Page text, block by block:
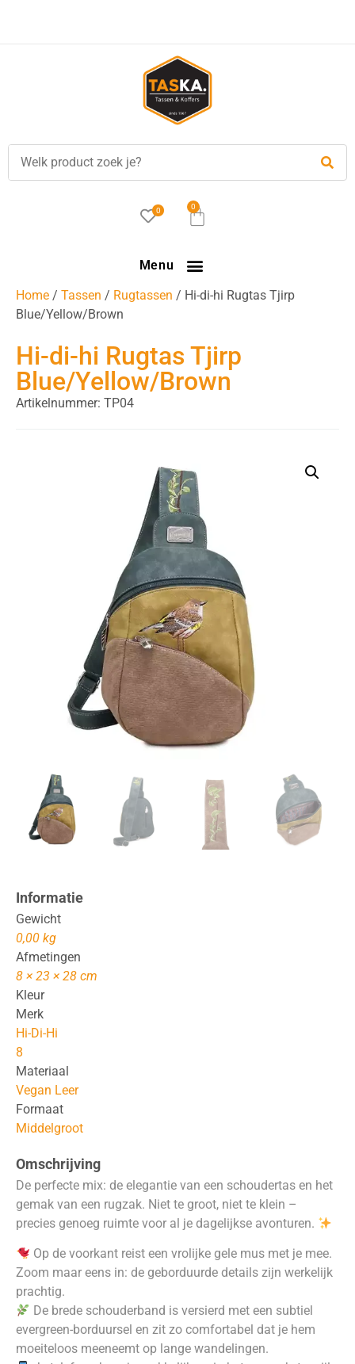
verzending in NL vanaf €35,-!
0 0
Menu
Home / Tassen / Rugtassen / Hi-di-hi Rugtas Tjirp
Blue/Yellow/Brown
Hi-di-hi Rugtas Tjirp
Blue/Yellow/Brown
Artikelnummer: TP04
Informatie
Gewicht
0,00 kg
Afmetingen
8 × 23 × 28 cm
Kleur
Merk
Hi-Di-Hi
8
Materiaal
Vegan Leer
Formaat
Middelgroot
Omschrijving
De perfecte mix: de elegantie van een schoudertas en het
gemak van een rugzak. Niet te groot, niet te klein –
precies genoeg ruimte voor al je dagelijkse avonturen.
Op de voorkant reist een vrolijke gele mus met je mee.
Zoom maar eens in: de geborduurde details zijn werkelijk
prachtig.
De brede schouderband is versierd met een subtiel
evergreen-borduursel en zit zo comfortabel dat je hem
moeiteloos meeneemt op lange wandelingen.